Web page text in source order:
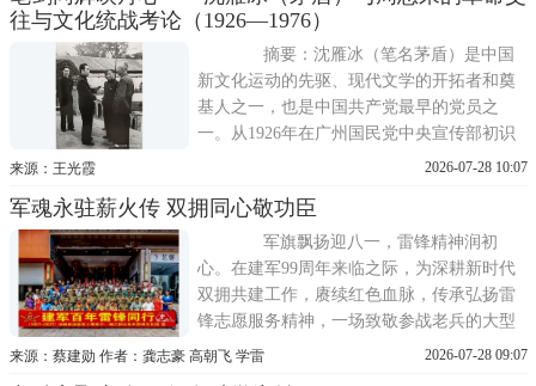
来从军队转做经济工作是一个很大的转变的
殷切嘱托；从1949年毛泽东访苏专列
往与文化统战考论（1926—1976）
摘要：沈雁冰（笔名茅盾）是中国
新文化运动的先驱、现代文学的开拓者和奠
基人之一，也是中国共产党最早的党员之
一。从1926年在广州国民党中央宣传部初识
周恩来，到1940年奉周恩来电召由延安赴重
出任新中国首任文化部部长，到1965年转任
全国政协副主席；从文革中被列入周恩来开
列的应予保护名单，到1976年1月8日
来源：王光霞 2026-07-28 10:07
军魂永驻薪火传 双拥同心敬功臣
军旗飘扬迎八一，雷锋精神润初
心。在建军99周年来临之际，为深耕新时代
双拥共建工作，赓续红色血脉，传承弘扬雷
锋志愿服务精神，一场致敬参战老兵的大型
拥军公益活动在长沙温情启幕。本次活动由
来源：蔡建勋 作者：龚志豪 高朝飞 学雷 2026-07-28 09:07